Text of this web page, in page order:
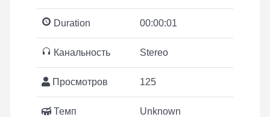
Duration 00:00:01
Канальность Stereo
Просмотров 125
Темп Unknown